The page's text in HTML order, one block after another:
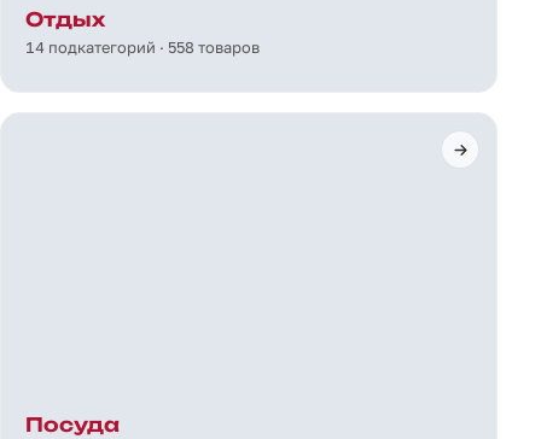
Отдых
14 подкатегорий · 558 товаров
Посуда